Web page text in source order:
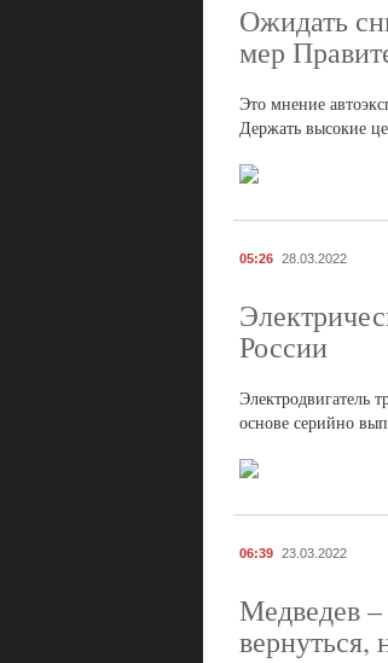
Ожидать
мер
Это мнение
Держать высокие
05:26 28.03.2022
России
Электродвигатель
основе серийно
06:39 23.03.2022
Медведев
вернуться,